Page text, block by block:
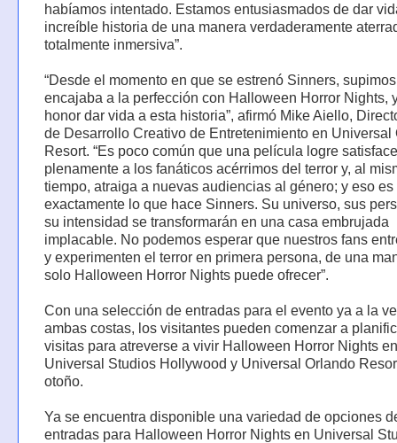
habíamos intentado. Estamos entusiasmados de dar
increíble historia de una manera verdaderamente
totalmente inmersiva”.
“Desde el momento en que se estrenó Sinners,
encajaba a la perfección con Halloween Horror Nights,
honor dar vida a esta historia”, afirmó Mike Aiello,
de Desarrollo Creativo de Entretenimiento en Universal
Resort. “Es poco común que una película logre
plenamente a los fanáticos acérrimos del terror y, al
tiempo, atraiga a nuevas audiencias al género; y eso es
exactamente lo que hace Sinners. Su universo, sus
su intensidad se transformarán en una casa embrujada
implacable. No podemos esperar que nuestros fans
y experimenten el terror en primera persona, de una
solo Halloween Horror Nights puede ofrecer”.
Con una selección de entradas para el evento ya a la
ambas costas, los visitantes pueden comenzar a
visitas para atreverse a vivir Halloween Horror Nights en
Universal Studios Hollywood y Universal Orlando
otoño.
Ya se encuentra disponible una variedad de opciones
entradas para Halloween Horror Nights en Universal